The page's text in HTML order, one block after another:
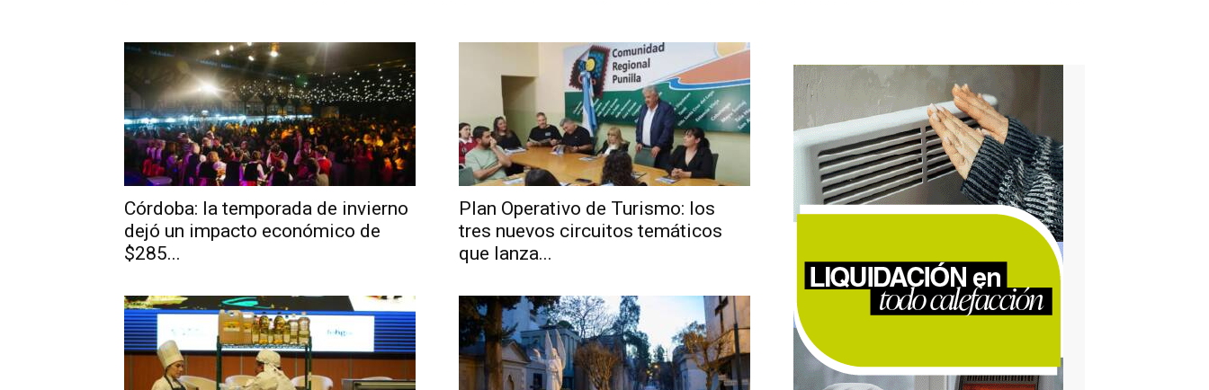
Córdoba: la temporada de invierno
dejó un impacto económico de
$285...
Plan Operativo de Turismo: los
tres nuevos circuitos temáticos
que lanza...